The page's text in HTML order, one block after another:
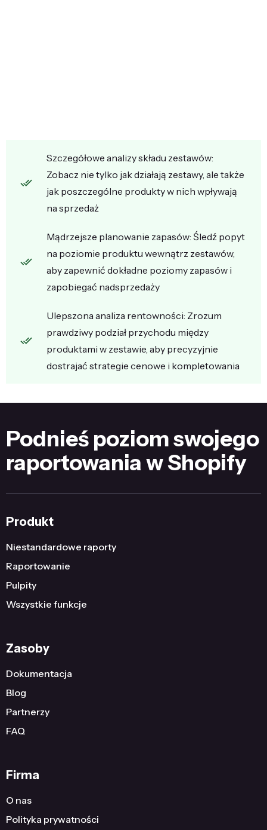
Szczegółowe analizy składu zestawów:
Zobacz nie tylko jak działają zestawy, ale także
jak poszczególne produkty w nich wpływają
na sprzedaż
Mądrzejsze planowanie zapasów: Śledź popyt
na poziomie produktu wewnątrz zestawów,
aby zapewnić dokładne poziomy zapasów i
zapobiegać nadsprzedaży
Ulepszona analiza rentowności: Zrozum
prawdziwy podział przychodu między
produktami w zestawie, aby precyzyjnie
dostrajać strategie cenowe i kompletowania
Podnieś poziom swojego
raportowania w Shopify
Produkt
Niestandardowe raporty
Raportowanie
Pulpity
Wszystkie funkcje
Zasoby
Dokumentacja
Blog
Partnerzy
FAQ
Firma
O nas
Polityka prywatności